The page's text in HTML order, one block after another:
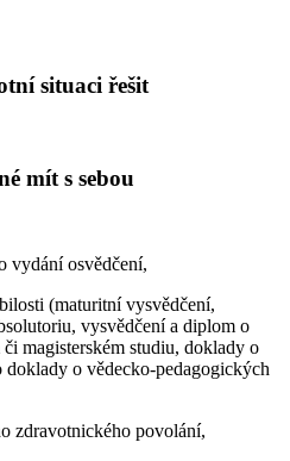
situaci řešit
mít s sebou
vydání osvědčení,
(maturitní vysvědčení,
vysvědčení a diplom o
magisterském studiu, doklady o
doklady o vědecko-pedagogických
zdravotnického povolání,